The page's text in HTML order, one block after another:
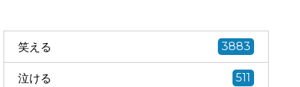
笑える 3883
泣ける 511